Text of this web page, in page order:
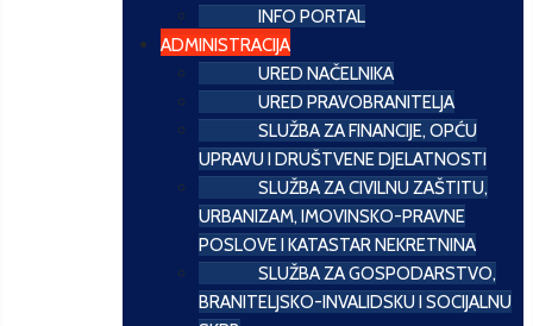
INFO PORTAL
ADMINISTRACIJA
URED NAČELNIKA
URED PRAVOBRANITELJA
SLUŽBA ZA FINANCIJE, OPĆU
UPRAVU I DRUŠTVENE DJELATNOSTI
SLUŽBA ZA CIVILNU ZAŠTITU,
URBANIZAM, IMOVINSKO-PRAVNE
POSLOVE I KATASTAR NEKRETNINA
SLUŽBA ZA GOSPODARSTVO,
BRANITELJSKO-INVALIDSKU I SOCIJALNU